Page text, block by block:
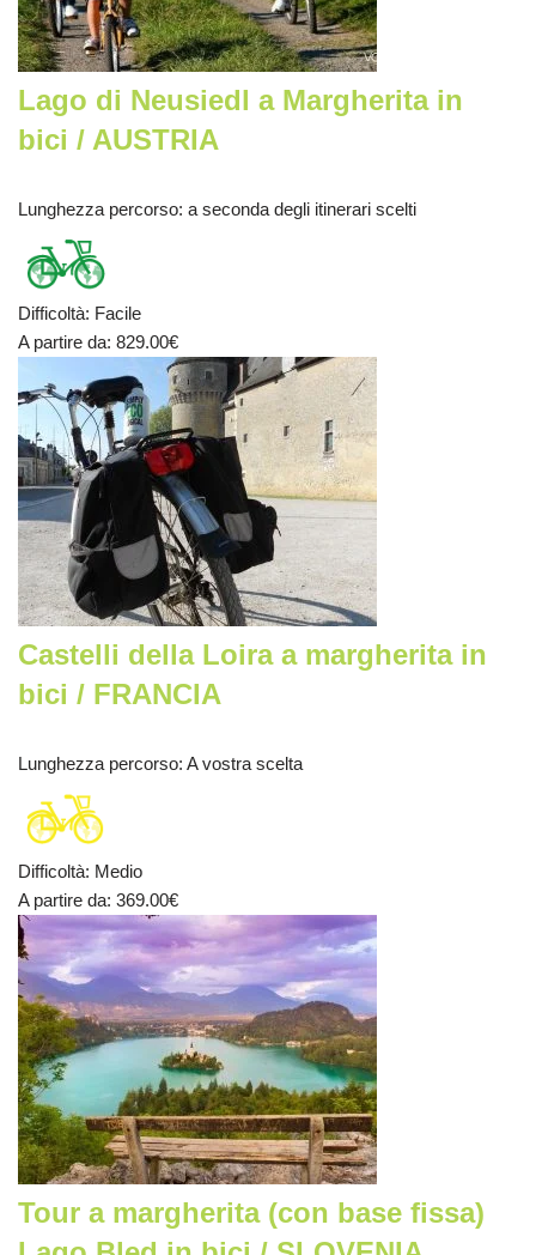
Lago di Neusiedl a Margherita in
bici / AUSTRIA
Lunghezza percorso: a seconda degli itinerari scelti
Difficoltà: Facile
A partire da: 829.00€
Castelli della Loira a margherita in
bici / FRANCIA
Lunghezza percorso: A vostra scelta
Difficoltà: Medio
A partire da: 369.00€
Tour a margherita (con base fissa)